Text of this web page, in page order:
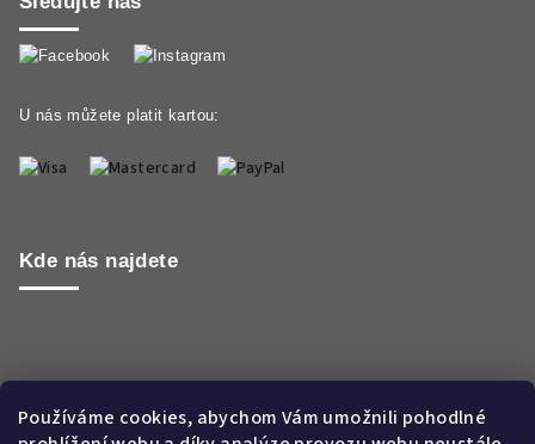
Používáme cookies, abychom Vám umožnili pohodlné
U nás můžete platit kartou:
Kde nás najdete